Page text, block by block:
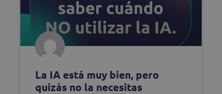
La IA está muy bien, pero
quizás no la necesitas